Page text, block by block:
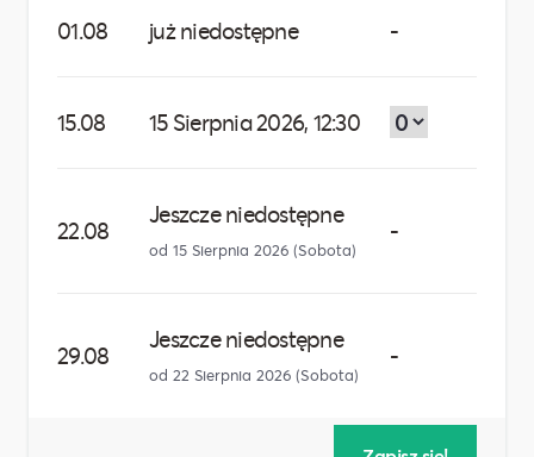
01.08 już niedostępne -
15.08 15 Sierpnia 2026, 12:30
22.08
Jeszcze niedostępne
od 15 Sierpnia 2026 (Sobota)
-
29.08
Jeszcze niedostępne
od 22 Sierpnia 2026 (Sobota)
-